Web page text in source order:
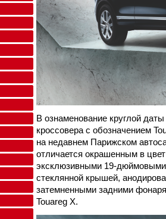
В ознаменование круглой
кроссовера с обозначением
на недавнем Парижском
отличается окрашенным в
эксклюзивными 19-
стеклянной крышей,
затемненными задними
Touareg X.